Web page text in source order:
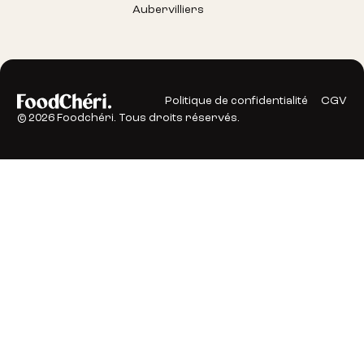
Aubervilliers
Politique de confidentialité
CGV
©2026 Foodchéri. Tous droits réservés.